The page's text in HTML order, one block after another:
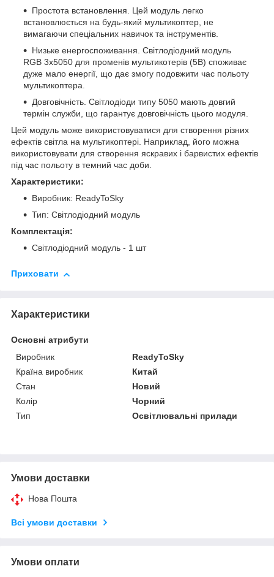
Простота встановлення. Цей модуль легко
встановлюється на будь-який мультикоптер, не
вимагаючи спеціальних навичок та інструментів.
Низьке енергоспоживання. Світлодіодний модуль
RGB 3x5050 для променів мультикотерів (5В) споживає
дуже мало енергії, що дає змогу подовжити час польоту
мультикоптера.
Довговічність. Світлодіоди типу 5050 мають довгий
термін служби, що гарантує довговічність цього модуля.
Цей модуль може використовуватися для створення різних
ефектів світла на мультикоптері. Наприклад, його можна
використовувати для створення яскравих і барвистих ефектів
під час польоту в темний час доби.
Характеристики:
Виробник: ReadyToSky
Тип: Світлодіодний модуль
Комплектація:
Світлодіодний модуль - 1 шт
Приховати
Характеристики
Основні атрибути
Виробник
ReadyToSky
Країна виробник
Китай
Стан
Новий
Колір
Чорний
Тип
Освітлювальні прилади
Умови доставки
Нова Пошта
Всі умови доставки
Умови оплати